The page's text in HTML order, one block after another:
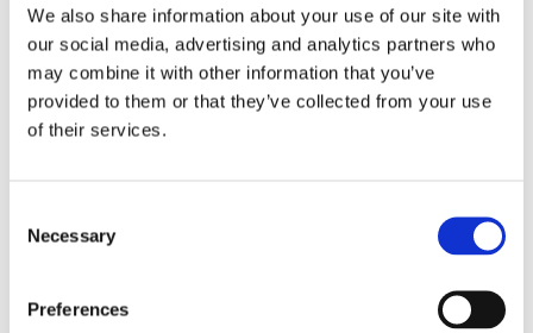
We also share information about your use of our site with
our social media, advertising and analytics partners who
may combine it with other information that you’ve
provided to them or that they’ve collected from your use
of their services.
Selection
Necessary
Preferences
BEVAKA
Lagerstatus Slutsåld Artikelnr 700-07
Tillverkare
Star Trading